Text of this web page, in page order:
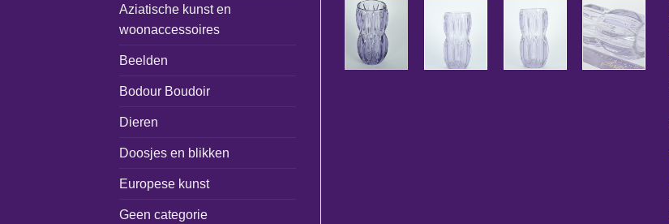
Aziatische kunst en
woonaccessoires
Beelden
Bodour Boudoir
Dieren
Doosjes en blikken
Europese kunst
Geen categorie